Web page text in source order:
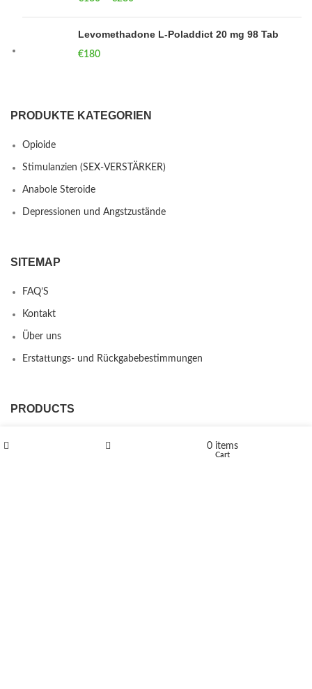
Levomethadone L-Poladdict 20 mg 98 Tab
€180
PRODUKTE KATEGORIEN
Opioide
Stimulanzien (SEX-VERSTÄRKER)
Anabole Steroide
Depressionen und Angstzustände
SITEMAP
FAQ’S
Kontakt
Über uns
Erstattungs- und Rückgabebestimmungen
PRODUCTS
0 items
Cart